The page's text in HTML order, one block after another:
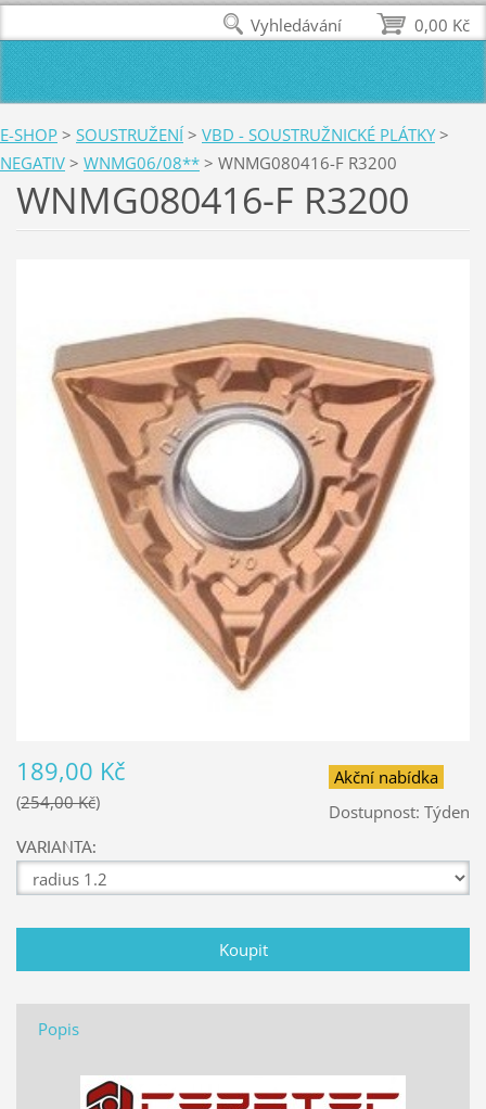
E-SHOP > SOUSTRUŽENÍ > VBD - SOUSTRUŽNICKÉ PLÁTKY >
NEGATIV > WNMG06/08** > WNMG080416-F R3200
WNMG080416-F R3200
Akční nabídka
Dostupnost: Týden
189,00 Kč
254,00 Kč
VARIANTA:
Popis
0,00 Kč
Vyhledávání